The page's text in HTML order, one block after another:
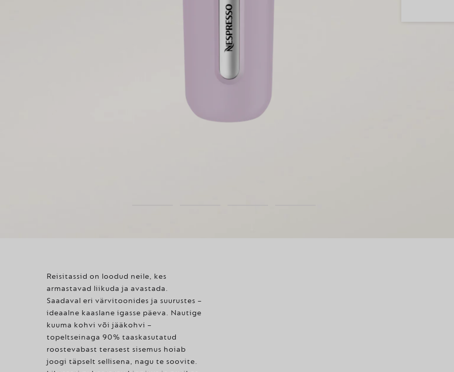
Reisitassid on loodud neile, kes
armastavad liikuda ja avastada.
Saadaval eri värvitoonides ja suurustes –
ideaalne kaaslane igasse päeva. Nautige
kuuma kohvi või jääkohvi –
topeltseinaga 90% taaskasutatud
roostevabast terasest sisemus hoiab
joogi täpselt sellisena, nagu te soovite.